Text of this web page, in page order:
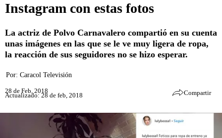
Instagram con estas fotos
La actriz de Polvo Carnavalero compartió en su cuenta
unas imágenes en las que se le ve muy ligera de ropa,
la reacción de sus seguidores no se hizo esperar.
Por: Caracol Televisión
28 de Feb, 2018
Actualizado: 28 de feb, 2018 Compartir